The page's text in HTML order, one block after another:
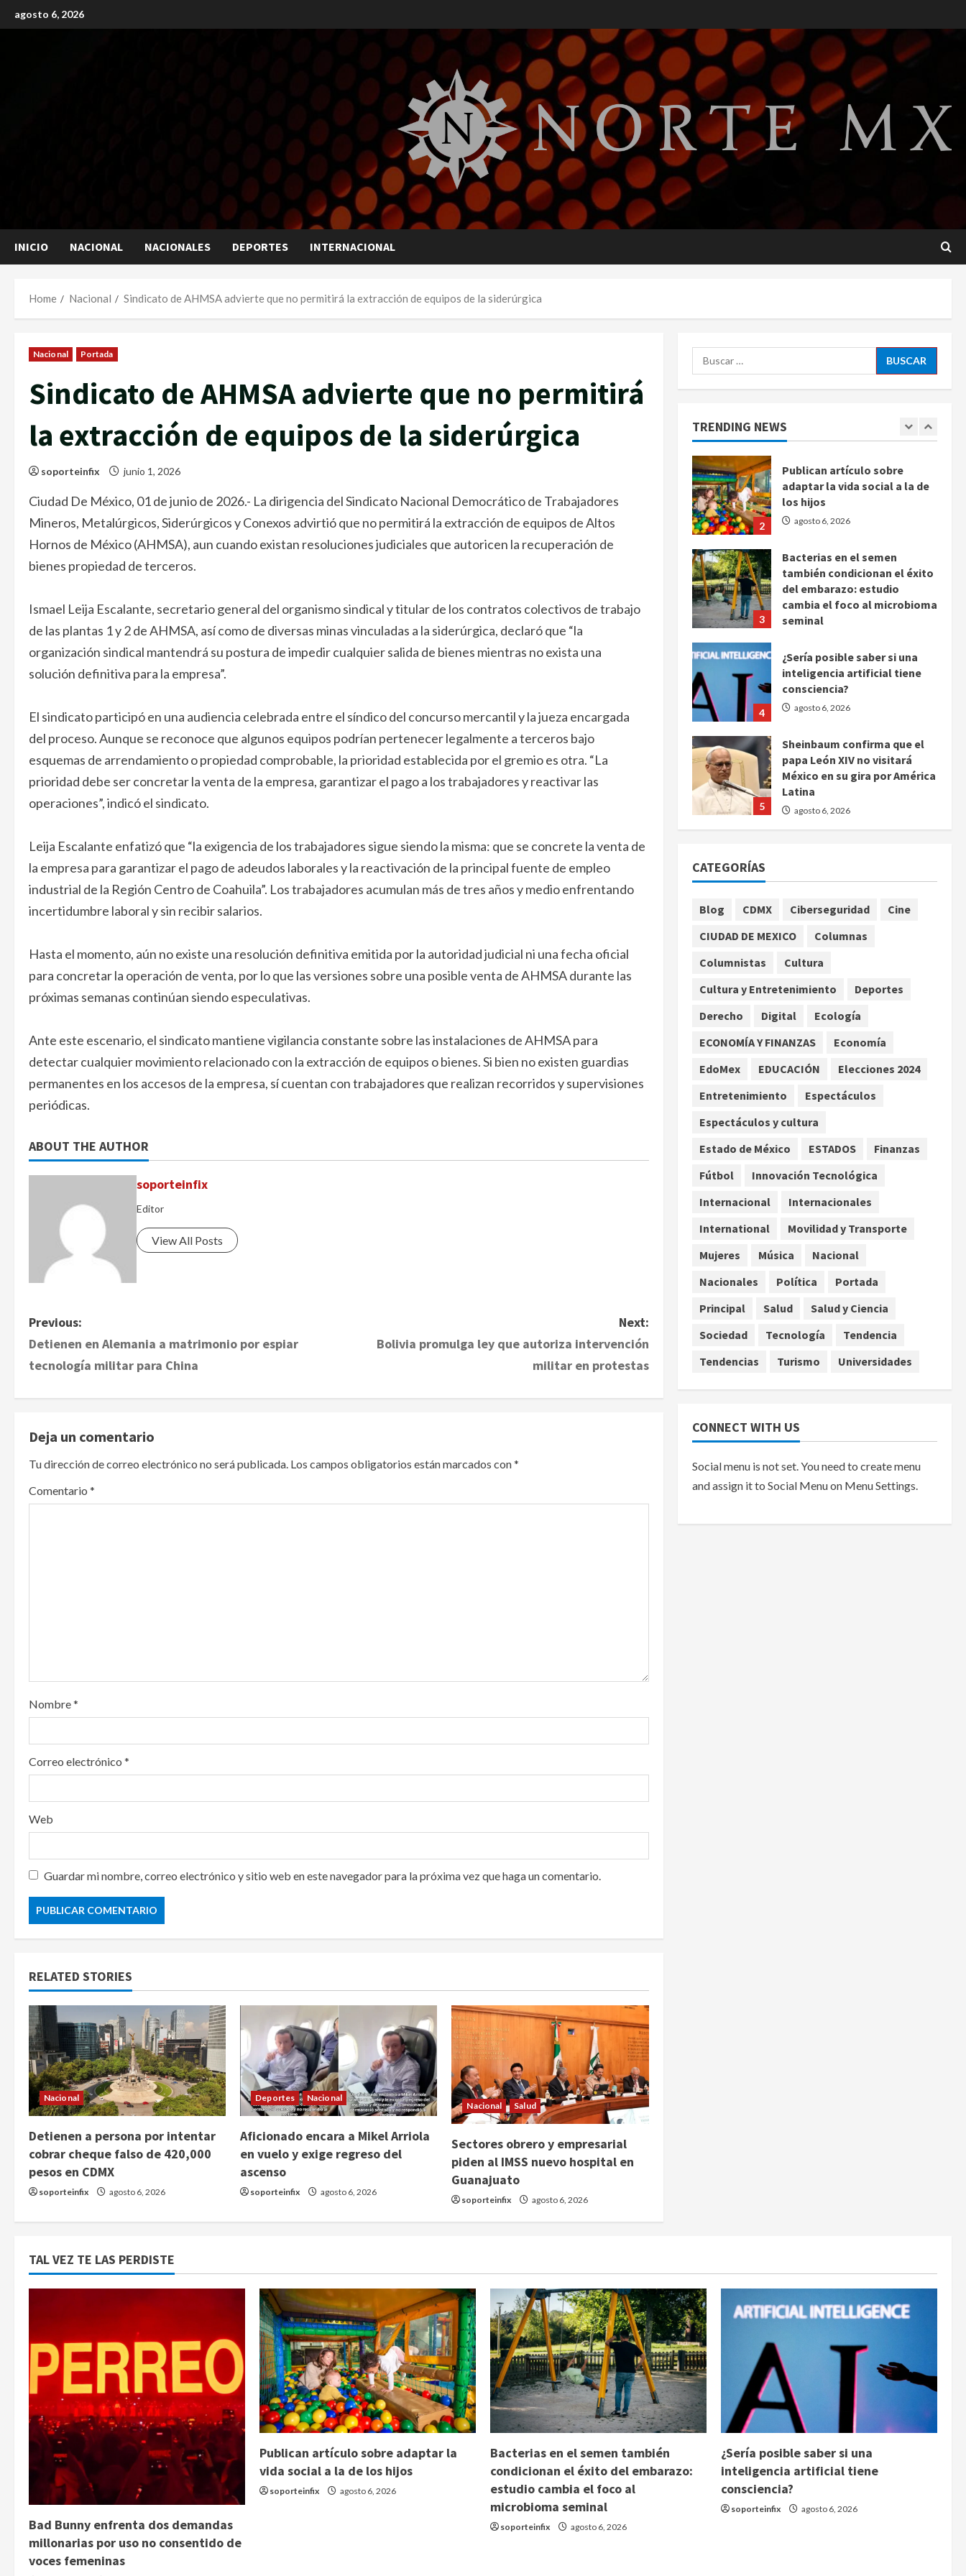
to
agosto 6, 2026
INICIO NACIONAL NACIONALES DEPORTES INTERNACIONAL
Home Nacional Sindicato de AHMSA advierte que no permitirá la extracción de equipos de la siderúrgica
Nacional Portada
Sindicato de AHMSA advierte que no permitirá
la extracción de equipos de la siderúrgica
soporteinfix junio 1, 2026
Ciudad De México, 01 de junio de 2026.- La dirigencia del Sindicato Nacional Democrático de Trabajadores
Mineros, Metalúrgicos, Siderúrgicos y Conexos advirtió que no permitirá la extracción de equipos de Altos
Hornos de México (AHMSA), aun cuando existan resoluciones judiciales que autoricen la recuperación de
bienes propiedad de terceros.
Ismael Leija Escalante, secretario general del organismo sindical y titular de los contratos colectivos de trabajo
de las plantas 1 y 2 de AHMSA, así como de diversas minas vinculadas a la siderúrgica, declaró que “la
organización sindical mantendrá su postura de impedir cualquier salida de bienes mientras no exista una
solución definitiva para la empresa”.
El sindicato participó en una audiencia celebrada entre el síndico del concurso mercantil y la jueza encargada
del proceso. Aunque se reconoce que algunos equipos podrían pertenecer legalmente a terceros bajo
esquemas de arrendamiento o propiedad comprobable, la prioridad establecida por el gremio es otra. “La
prioridad debe ser concretar la venta de la empresa, garantizar el pago a los trabajadores y reactivar las
operaciones”, indicó el sindicato.
Leija Escalante enfatizó que “la exigencia de los trabajadores sigue siendo la misma: que se concrete la venta de
la empresa para garantizar el pago de adeudos laborales y la reactivación de la principal fuente de empleo
industrial de la Región Centro de Coahuila”. Los trabajadores acumulan más de tres años y medio enfrentando
incertidumbre laboral y sin recibir salarios.
Hasta el momento, aún no existe una resolución definitiva emitida por la autoridad judicial ni una fecha oficial
para concretar la operación de venta, por lo que las versiones sobre una posible venta de AHMSA durante las
próximas semanas continúan siendo especulativas.
Ante este escenario, el sindicato mantiene vigilancia constante sobre las instalaciones de AHMSA para
detectar cualquier movimiento relacionado con la extracción de equipos o bienes. Si bien no existen guardias
permanentes en los accesos de la empresa, sí cuentan con trabajadores que realizan recorridos y supervisiones
periódicas.
ABOUT THE AUTHOR
soporteinfix
Editor
View All Posts
P
o
n
a
v
o
n
Previous:
Detienen en Alemania a matrimonio por espiar
tecnología militar para China
Next:
Bolivia promulga ley que autoriza intervención
militar en protestas
Deja un comentario
Tu dirección de correo electrónico no será publicada. Los campos obligatorios están marcados con*
Comentario *
Nombre*
Correo electrónico *
Web
Guardar mi nombre, correo electrónico y sitio web en este navegador para la próxima vez que haga un comentario.
RELATED STORIES
Nacional
Detienen a persona por intentar
cobrar cheque falso de 420,000
pesos en CDMX
soporteinfix agosto 6, 2026
Deportes Nacional
Aficionado encara a Mikel Arriola
en vuelo y exige regreso del
ascenso
soporteinfix agosto 6, 2026
Nacional Salud
Sectores obrero y empresarial
piden al IMSS nuevo hospital en
Guanajuato
soporteinfix agosto 6, 2026
Buscar:
TRENDING NEWS
2
los hijos
agosto 6, 2026
3
Bacterias en el semen
también condicionan el éxito
del embarazo: estudio
cambia el foco al microbioma
seminal
1
demandas millonarias por
2
Publican artículo sobre
adaptar la vida social a la de
los hijos
agosto 6, 2026
3
Bacterias en el semen
también condicionan el éxito
del embarazo: estudio
cambia el foco al microbioma
seminal
4
¿Sería posible saber si una
inteligencia artificial tiene
consciencia?
agosto 6, 2026
5
Sheinbaum confirma que el
papa León XIV no visitará
México en su gira por América
Latina
agosto 6, 2026
femeninas
agosto 6, 2026
2
Publican artículo sobre
los hijos
agosto 6, 2026
Bacterias en el semen
también condicionan el éxito
cambia el foco al microbioma
4
¿Sería posible saber si una
consciencia?
agosto 6, 2026
Sheinbaum confirma que el
papa León XIV no visitará
Latina
agosto 6, 2026
CATEGORÍAS
Blog CDMX Ciberseguridad
Cine
CIUDAD DE MEXICO
Columnas
Columnistas
Cultura
Cultura y Entretenimiento
Deportes
Derecho
Digital
Ecología
ECONOMÍA Y FINANZAS
Economía
EdoMex
EDUCACIÓN
Elecciones 2024
Entretenimiento
Espectáculos
Espectáculos y cultura
Estado de México
ESTADOS
Finanzas
Fútbol
Innovación Tecnológica
Internacional
Internacionales
International
Movilidad y Transporte
Mujeres
Música
Nacional
Nacionales
Política
Portada
Principal
Salud
Salud y Ciencia
Sociedad
Tecnología
Tendencia
Tendencias
Turismo Universidades
CONNECT WITH US
Social menu is not set. You need to create menu
and assign it to Social Menu on Menu Settings.
TAL VEZ TE LAS PERDISTE
Bad Bunny enfrenta dos demandas
millonarias por uso no consentido de
voces femeninas
Publican artículo sobre adaptar la
vida social a la de los hijos
soporteinfix agosto 6, 2026
Bacterias en el semen también
condicionan el éxito del embarazo:
estudio cambia el foco al
microbioma seminal
soporteinfix agosto 6, 2026
¿Sería posible saber si una
inteligencia artificial tiene
consciencia?
soporteinfix agosto 6, 2026